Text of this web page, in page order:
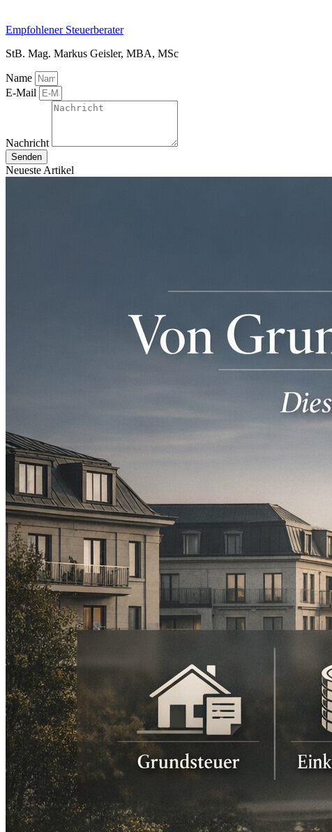
Empfohlener Steuerberater
StB. Mag. Markus Geisler, MBA, MSc
Name
E-Mail
Nachricht
Senden
Neueste Artikel